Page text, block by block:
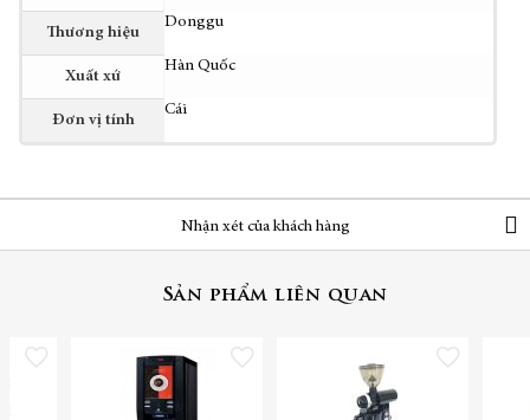
Thương hiệu
Donggu
Xuất xứ
Hàn Quốc
Đơn vị tính
Cái
Nhận xét của khách hàng
Sản phẩm liên quan
Thêm vào danh sách yêu thích Thêm vào danh sách yêu thích Thêm vào danh sách